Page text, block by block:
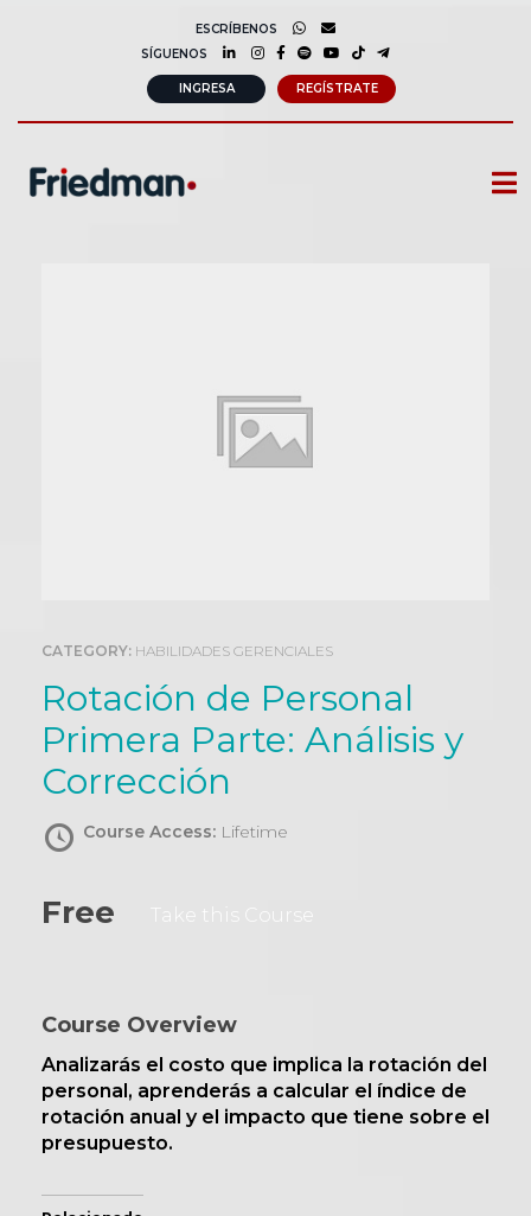
ESCRÍBENOS
SÍGUENOS
INGRESA REGÍSTRATE
CATEGORY: HABILIDADES GERENCIALES
Rotación de Personal
Primera Parte: Análisis y
Corrección
Course Access: Lifetime
Free Take this Course
Course Overview
Analizarás el costo que implica la rotación del
personal, aprenderás a calcular el índice de
rotación anual y el impacto que tiene sobre el
presupuesto.